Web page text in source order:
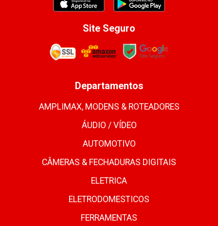
Site Seguro
Departamentos
AMPLIMAX, MODENS & ROTEADORES
ÁUDIO / VÍDEO
AUTOMOTIVO
CÂMERAS & FECHADURAS DIGITAIS
ELETRICA
ELETRODOMESTICOS
FERRAMENTAS